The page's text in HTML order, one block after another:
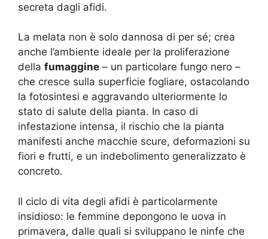
secreta dagli afidi.
La melata non è solo dannosa di per sé; crea
anche l’ambiente ideale per la proliferazione
della fumaggine – un particolare fungo nero –
che cresce sulla superficie fogliare, ostacolando
la fotosintesi e aggravando ulteriormente lo
stato di salute della pianta. In caso di
infestazione intensa, il rischio che la pianta
manifesti anche macchie scure, deformazioni su
fiori e frutti, e un indebolimento generalizzato è
concreto.
Il ciclo di vita degli afidi è particolarmente
insidioso: le femmine depongono le uova in
primavera, dalle quali si sviluppano le ninfe che